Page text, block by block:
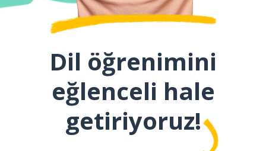
Dil öğrenimini
eğlenceli hale
getiriyoruz!